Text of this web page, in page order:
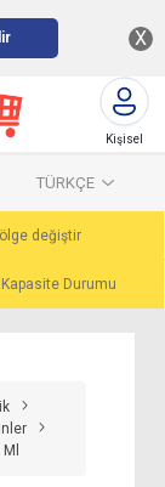
X
Kişisel
TÜRKÇE
değiştir
Durumu